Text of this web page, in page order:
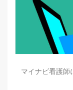
マイナビ看護師